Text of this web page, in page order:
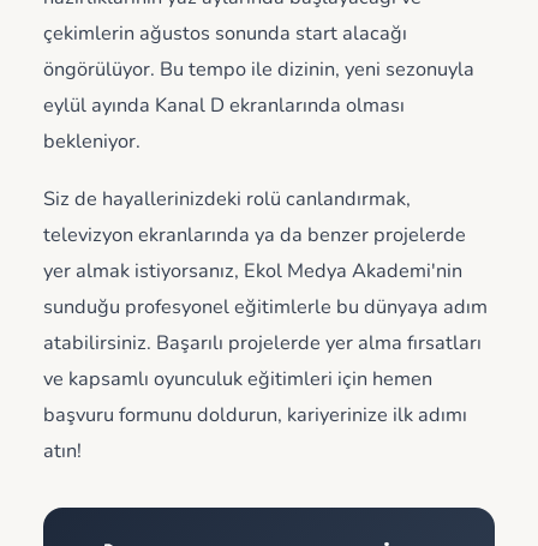
çekimlerin ağustos sonunda start alacağı
öngörülüyor. Bu tempo ile dizinin, yeni sezonuyla
eylül ayında Kanal D ekranlarında olması
bekleniyor.
Siz de hayallerinizdeki rolü canlandırmak,
televizyon ekranlarında ya da benzer projelerde
yer almak istiyorsanız, Ekol Medya Akademi'nin
sunduğu profesyonel eğitimlerle bu dünyaya adım
atabilirsiniz. Başarılı projelerde yer alma fırsatları
ve kapsamlı oyunculuk eğitimleri için hemen
başvuru formunu doldurun, kariyerinize ilk adımı
atın!